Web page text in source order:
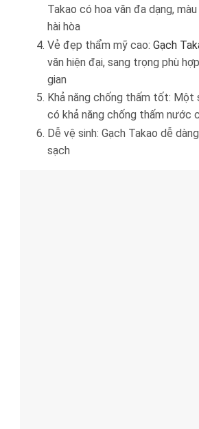
Takao có hoa văn đa dạng,
hài hòa
Vẻ đẹp thẩm mỹ cao: Gạch
văn hiện đại, sang trọng phù
gian
Khả năng chống thấm tốt: Một
có khả năng chống thấm nước
Dễ vệ sinh: Gạch Takao dễ
sạch